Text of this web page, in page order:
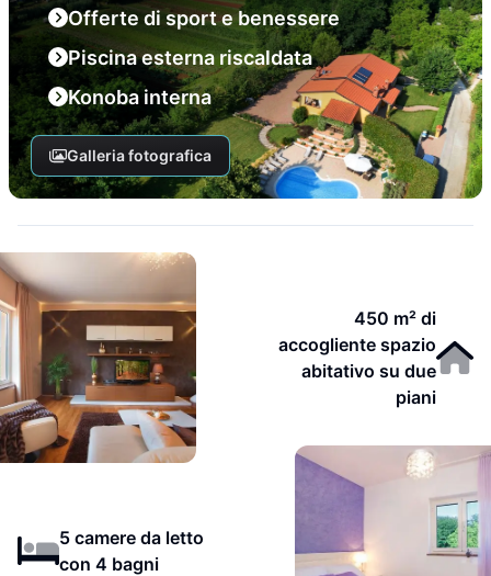
Offerte di sport e benessere
Piscina esterna riscaldata
Konoba interna
Galleria fotografica
450 m² di
accogliente spazio
abitativo su due
piani
5 camere da letto
con 4 bagni